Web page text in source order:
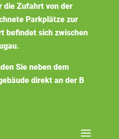
die Zufahrt von der
Parkplätze zur
befindet sich zwischen
Sie neben dem
direkt an der B